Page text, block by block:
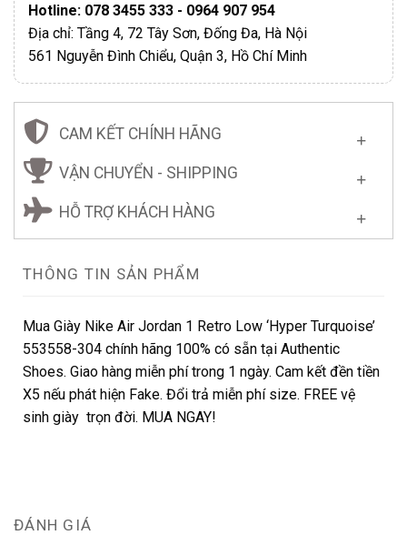
Hotline: 078 3455 333 - 0964 907 954
Địa chỉ: Tầng 4, 72 Tây Sơn, Đống Đa, Hà Nội
561 Nguyễn Đình Chiểu, Quận 3, Hồ Chí Minh
CAM KẾT CHÍNH HÃNG
VẬN CHUYỂN - SHIPPING
HỖ TRỢ KHÁCH HÀNG
THÔNG TIN SẢN PHẨM
Mua Giày Nike Air Jordan 1 Retro Low ‘Hyper Turquoise’
553558-304 chính hãng 100% có sẵn tại Authentic
Shoes. Giao hàng miễn phí trong 1 ngày. Cam kết đền tiền
X5 nếu phát hiện Fake. Đổi trả miễn phí size. FREE vệ
sinh giày trọn đời. MUA NGAY!
ĐÁNH GIÁ